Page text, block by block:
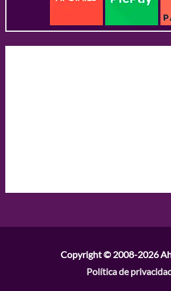
Copyright © 2008-2026
Política de